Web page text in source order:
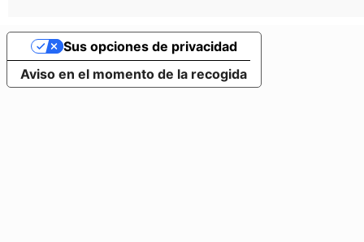
Aviso en el momento de la recogida
Sus opciones de privacidad